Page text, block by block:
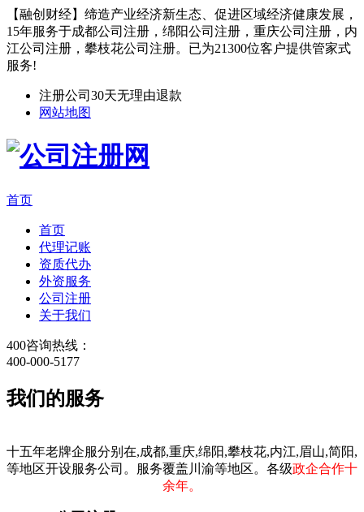
【融创财经】缔造产业经济新生态、促进区域经济健康发展，
15年服务于成都公司注册，绵阳公司注册，重庆公司注册，内
江公司注册，攀枝花公司注册。已为21300位客户提供管家式
服务!
注册公司30天无理由退款
网站地图
首页
首页
代理记账
资质代办
外资服务
公司注册
关于我们
400咨询热线：
400-000-5177
我们的服务
十五年老牌企服分别在,成都,重庆,绵阳,攀枝花,内江,眉山,简阳,
等地区开设服务公司。服务覆盖川渝等地区。各级政企合作十
余年。